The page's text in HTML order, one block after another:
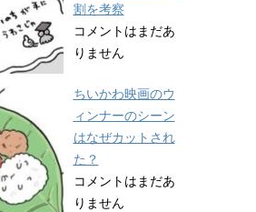
割を考察
コメントはまだあ
りません
ちいかわ映画のウ
ィンナーのシーン
はなぜカットされ
た？
コメントはまだあ
りません